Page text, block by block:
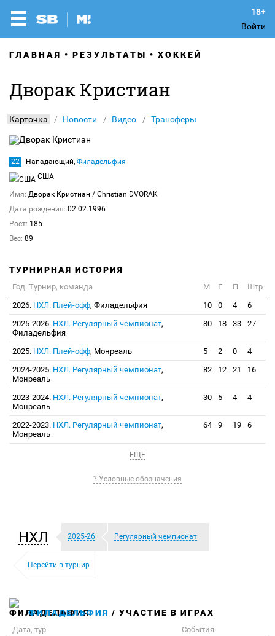
Войти
ГЛАВНАЯ РЕЗУЛЬТАТЫ ХОККЕЙ
Дворак Кристиан
Карточка Новости Видео Трансферы
22 Нападающий, Филадельфия
США
Имя: Дворак Кристиан / Christian DVORAK
Дата рождения: 02.02.1996
Рост: 185
Вес: 89
ТУРНИРНАЯ ИСТОРИЯ
Год. Турнир, команда М Г П
Штр
2026. НХЛ. Плей-офф, Филадельфия 10 0 4
6
2025-2026. НХЛ. Регулярный чемпионат,
Филадельфия
80 18 33 27
2025. НХЛ. Плей-офф, Монреаль 5 2 0
4
2024-2025. НХЛ. Регулярный чемпионат,
Монреаль
82 12 21 16
2023-2024. НХЛ. Регулярный чемпионат,
Монреаль
30 5 4 4
2022-2023. НХЛ. Регулярный чемпионат,
Монреаль
64 9 19 6
ЕЩЕ
? Условные обозначения
НХЛ 2025-26 Регулярный чемпионат
Перейти в турнир
ФИЛАДЕЛЬФИЯ / УЧАСТИЕ В ИГРАХ
Дата, тур
События